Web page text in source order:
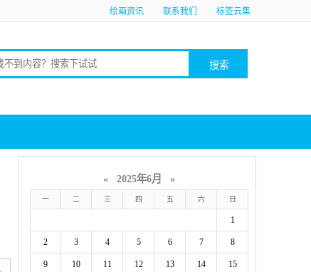
绘画资讯 联系我们 标签云集
« 2025年6月 »
一 二 三 四 五 六 日
1
2 3 4 5 6 7 8
9 10 11 12 13 14 15